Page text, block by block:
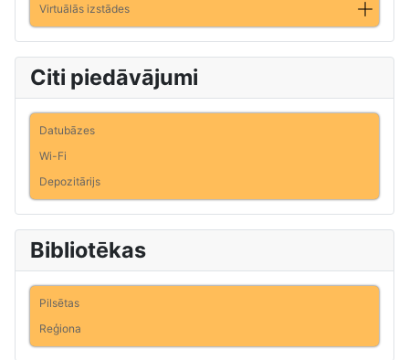
Virtuālās izstādes
Citi piedāvājumi
Datubāzes
Wi-Fi
Depozitārijs
Bibliotēkas
Pilsētas
Reģiona